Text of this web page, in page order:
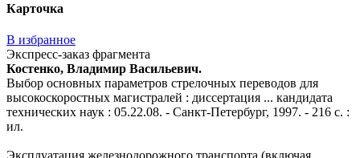
Карточка
В избранное
Экспресс-заказ фрагмента
Костенко, Владимир Васильевич.
Выбор основных параметров стрелочных переводов для
высокоскоростных магистралей : диссертация ... кандидата
технических наук : 05.22.08. - Санкт-Петербург, 1997. - 216 с. :
ил.
Эксплуатация железнодорожного транспорта (включая